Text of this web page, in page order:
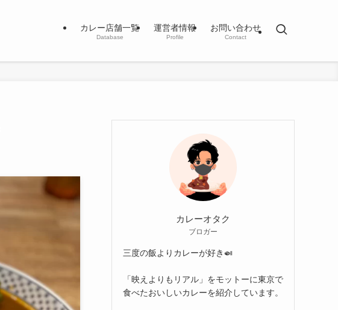
カレー店舗一覧
Database
運営者情報
Profile
お問い合わせ
Contact
カレーオタク
ブロガー
三度の飯よりカレーが好き🍛
「映えよりもリアル」をモットーに東京で
食べたおいしいカレーを紹介しています。